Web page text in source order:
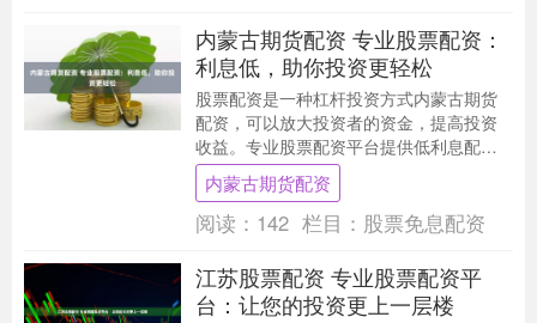
内蒙古期货配资 专业股票配资：
利息低，助你投资更轻松
股票配资是一种杠杆投资方式内蒙古期货
配资，可以放大投资者的资金，提高投资
收益。专业股票配资平台提供低利息配资
服务，让投资者以更低的成本撬动更大的
资金，轻松实现投....
内蒙古期货配资
阅读： 142 栏目： 股票免息配资
江苏股票配资 专业股票配资平
台：让您的投资更上一层楼